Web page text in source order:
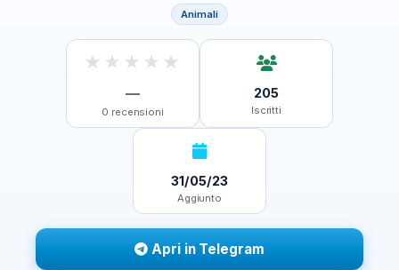
Animali
★ ★ ★ ★ ★
—
0 recensioni
205
Iscritti
31/05/23
Aggiunto
Apri in Telegram